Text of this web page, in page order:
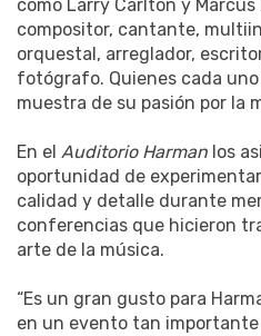
como Larry Carlton y Marcus
compositor, cantante,
orquestal, arreglador,
fotógrafo. Quienes cada
muestra de su pasión por la
En el Auditorio Harman los
oportunidad de
calidad y detalle durante
conferencias que hicieron
arte de la música.
“Es un gran gusto para
en un evento tan